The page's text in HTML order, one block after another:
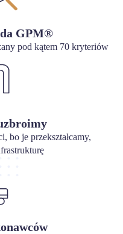
GPM®
pod kątem 70 kryteriów
bo je przekształcamy,